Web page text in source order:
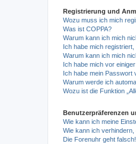
Registrierung und
Wozu muss ich mich
Was ist COPPA?
Warum kann ich mich
Ich habe mich
Warum kann ich mich
Ich habe mich vor
Ich habe mein Passwort
Warum werde ich
Wozu ist die Funktion
Benutzerpräferenzen
Wie kann ich meine
Wie kann ich
Die Forenuhr geht falsch!